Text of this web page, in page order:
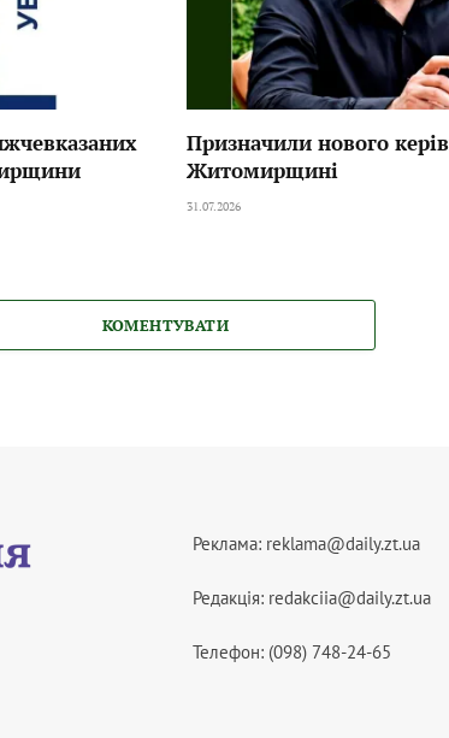
Призначили нового
Житомирщині
31.07.2026
КОМЕНТУВАТИ
Реклама: reklama@daily.zt.ua
Редакція: redakciia@daily.zt.ua
Телефон: (098) 748-24-65